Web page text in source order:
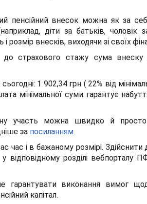
пенсійний внесок можна як за
діти за батьків,
і розмір внесків, виходячи зі своїх
до страхового стажу сума
1 902,34 грн ( 22% від
мінімальної суми гарантує
участь можна швидко й
за посиланням.
час і в бажаному розмірі.
відповідному розділі вебпорталу
гарантувати виконання вимог
капітал.